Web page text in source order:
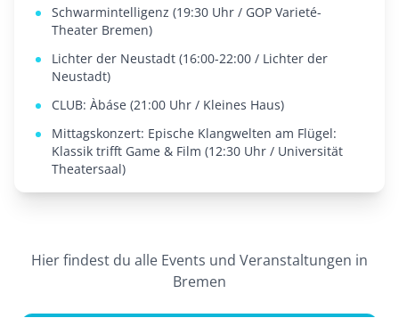
Schwarmintelligenz (19:30 Uhr / GOP Varieté-
Theater Bremen)
Lichter der Neustadt (16:00-22:00 / Lichter der
Neustadt)
CLUB: Àbáse (21:00 Uhr / Kleines Haus)
Mittagskonzert: Epische Klangwelten am Flügel:
Klassik trifft Game & Film (12:30 Uhr / Universität
Theatersaal)
Hier findest du alle Events und Veranstaltungen in
Bremen